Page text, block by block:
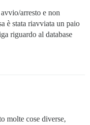
arresto e non
è stata riavviata un paio
riguardo al database
molte cose diverse,